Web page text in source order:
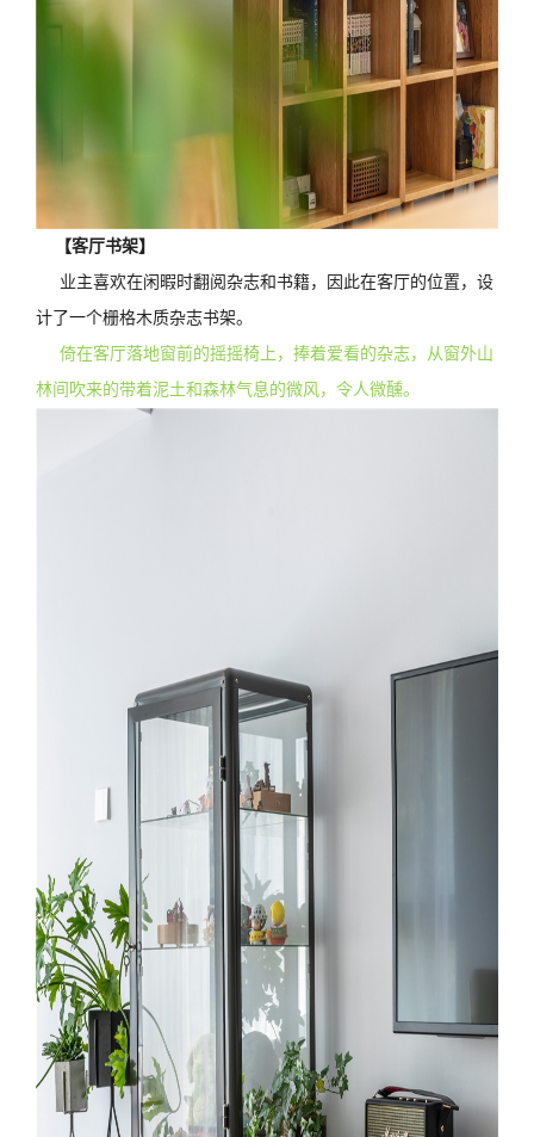
【客厅书架】
业主喜欢在闲暇时翻阅杂志和书籍，因此在客厅的位置，设
计了一个栅格木质杂志书架。
倚在客厅落地窗前的摇摇椅上，捧着爱看的杂志，从窗外山
林间吹来的带着泥土和森林气息的微风，令人微醺。